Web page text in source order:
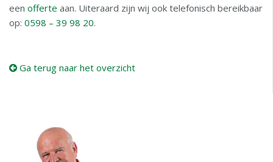
een offerte aan. Uiteraard zijn wij ook telefonisch bereikbaar
op: 0598 – 39 98 20.
Ga terug naar het overzicht